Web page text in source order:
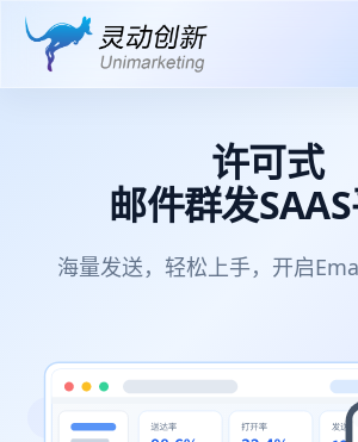
许可式
邮件群发
海量发送，轻松上手，开启